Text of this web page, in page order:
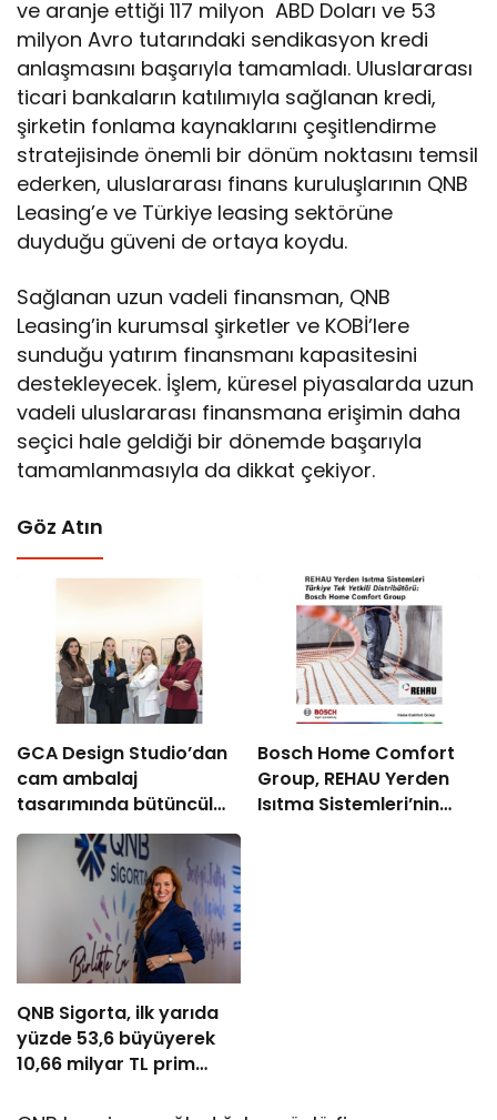
ve aranje ettiği 117 milyon ABD Doları ve 53
milyon Avro tutarındaki sendikasyon kredi
anlaşmasını başarıyla tamamladı. Uluslararası
ticari bankaların katılımıyla sağlanan kredi,
şirketin fonlama kaynaklarını çeşitlendirme
stratejisinde önemli bir dönüm noktasını temsil
ederken, uluslararası finans kuruluşlarının QNB
Leasing’e ve Türkiye leasing sektörüne
duyduğu güveni de ortaya koydu.
Sağlanan uzun vadeli finansman, QNB
Leasing’in kurumsal şirketler ve KOBİ’lere
sunduğu yatırım finansmanı kapasitesini
destekleyecek. İşlem, küresel piyasalarda uzun
vadeli uluslararası finansmana erişimin daha
seçici hale geldiği bir dönemde başarıyla
tamamlanmasıyla da dikkat çekiyor.
Göz Atın
GCA Design Studio’dan
cam ambalaj
tasarımında bütüncül
yaklaşım
Bosch Home Comfort
Group, REHAU Yerden
Isıtma Sistemleri’nin
QNB Sigorta, ilk yarıda
yüzde 53,6 büyüyerek
10,66 milyar TL prim